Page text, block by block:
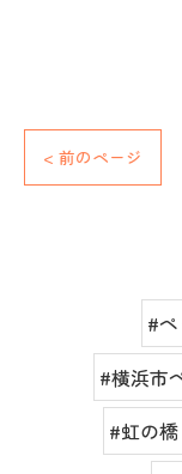
< 前のページ
#
#横浜市
#虹の橋